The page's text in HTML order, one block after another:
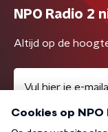
NPO Radio 2
Altijd op de